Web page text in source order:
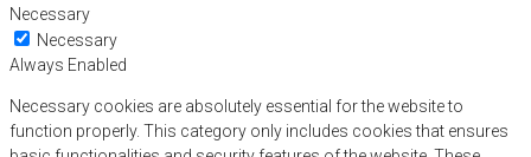
Necessary
Necessary
Always Enabled
Necessary cookies are absolutely essential for the website to
function properly. This category only includes cookies that ensures